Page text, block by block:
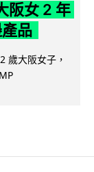
阪女 2 年
品
歲大阪女子，